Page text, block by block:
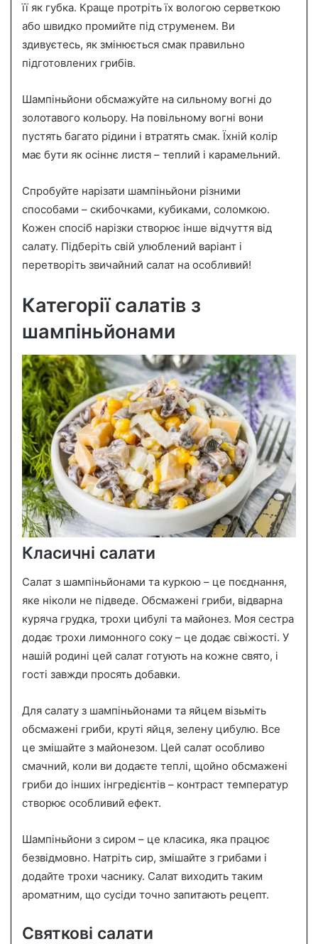
її як губка. Краще протріть їх вологою серветкою
або швидко промийте під струменем. Ви
здивуєтесь, як змінюється смак правильно
підготовлених грибів.
Шампіньйони обсмажуйте на сильному вогні до
золотавого кольору. На повільному вогні вони
пустять багато рідини і втратять смак. Їхній колір
має бути як осіннє листя – теплий і карамельний.
Спробуйте нарізати шампіньйони різними
способами – скибочками, кубиками, соломкою.
Кожен спосіб нарізки створює інше відчуття від
салату. Підберіть свій улюблений варіант і
перетворіть звичайний салат на особливий!
Категорії салатів з
шампіньйонами
Класичні салати
Салат з шампіньйонами та куркою – це поєднання,
яке ніколи не підведе. Обсмажені гриби, відварна
куряча грудка, трохи цибулі та майонез. Моя сестра
додає трохи лимонного соку – це додає свіжості. У
нашій родині цей салат готують на кожне свято, і
гості завжди просять добавки.
Для салату з шампіньйонами та яйцем візьміть
обсмажені гриби, круті яйця, зелену цибулю. Все
це змішайте з майонезом. Цей салат особливо
смачний, коли ви додаєте теплі, щойно обсмажені
гриби до інших інгредієнтів – контраст температур
створює особливий ефект.
Шампіньйони з сиром – це класика, яка працює
безвідмовно. Натріть сир, змішайте з грибами і
додайте трохи часнику. Салат виходить таким
ароматним, що сусіди точно запитають рецепт.
Святкові салати